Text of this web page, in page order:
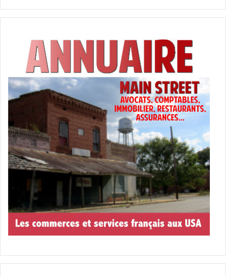
Pop Music / Soft Rock
Avril Lavigne (Crédit photo : Instagram officiel)
YYNOT
– 20 et 21 juin : Boca Raton
Progressive Rock
Ringo Starr
– 20 juin : Hollywood
Pop Music / Soft Rock